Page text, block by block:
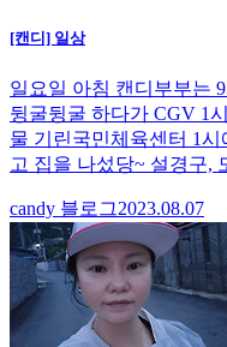
[캔디] 일상
일요일 아침 캔디부부는
뒹굴뒹굴 하다가 CGV 1
물 기린국민체육센터 1
고 집을 나섰당~ 설경구,
candy 블로그2023.08.07